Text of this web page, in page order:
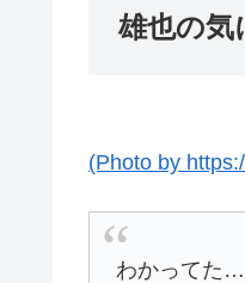
雄也の気
(Photo by
わかってた